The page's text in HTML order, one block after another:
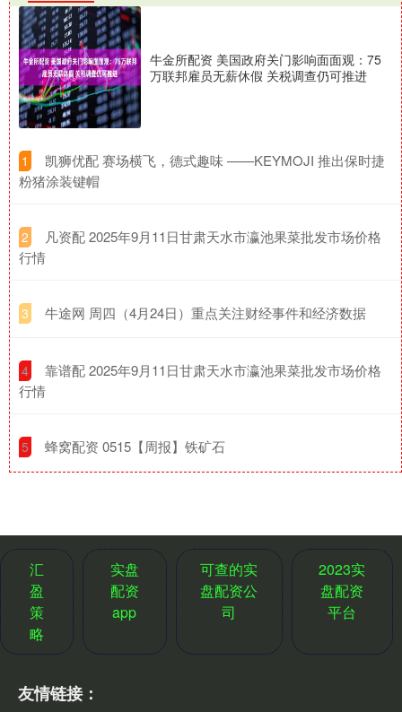
牛金所配资 美国政府关门影响面面观：75
万联邦雇员无薪休假 关税调查仍可推进
1
​凯狮优配 赛场横飞，德式趣味 ——KEYMOJI 推出保时捷
粉猪涂装键帽
2
​凡资配 2025年9月11日甘肃天水市瀛池果菜批发市场价格
行情
3 ​牛途网 周四（4月24日）重点关注财经事件和经济数据
4
​靠谱配 2025年9月11日甘肃天水市瀛池果菜批发市场价格
行情
5 ​蜂窝配资 0515【周报】铁矿石
汇
盈
策
略
实盘
配资
app
可查的实
盘配资公
司
2023实
盘配资
平台
友情链接：